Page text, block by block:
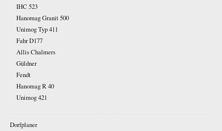
IHC 523
Hanomag Granit 500
Unimog Typ 411
Fahr D177
Allis Chalmers
Güldner
Fendt
Hanomag R 40
Unimog 421
Dorfplaner